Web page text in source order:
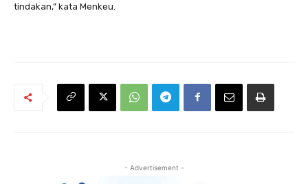
tindakan,” kata Menkeu.
- Advertisement -